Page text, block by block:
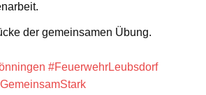
der gemeinsamen Übung.
#FeuerwehrLeubsdorf